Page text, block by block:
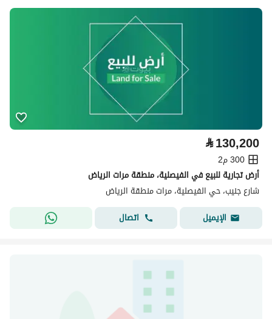
⃁130,200
300 م2
أرض تجارية للبيع في الفيصلية، منطقة مرات الرياض
شارع جنيب، حي الفيصلية، مرات منطقة الرياض
الإيميل
اتصال